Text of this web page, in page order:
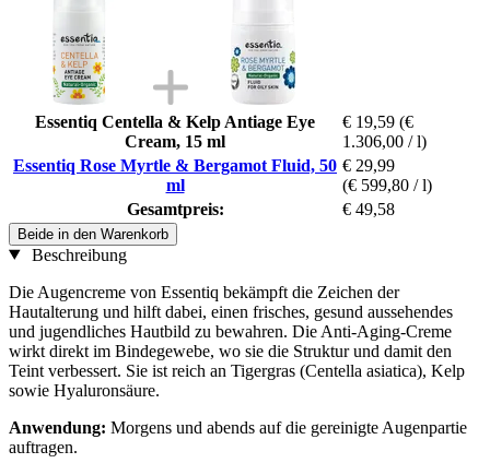
Essentiq Centella & Kelp Antiage Eye
Cream, 15 ml
€ 19,59 (€
1.306,00 / l)
Essentiq Rose Myrtle & Bergamot Fluid, 50
ml
€ 29,99
(€ 599,80 / l)
Gesamtpreis:
€ 49,58
Beide in den Warenkorb
Beschreibung
Die Augencreme von Essentiq bekämpft die Zeichen der
Hautalterung und hilft dabei, einen frisches, gesund aussehendes
und jugendliches Hautbild zu bewahren. Die Anti-Aging-Creme
wirkt direkt im Bindegewebe, wo sie die Struktur und damit den
Teint verbessert. Sie ist reich an Tigergras (Centella asiatica), Kelp
sowie Hyaluronsäure.
Anwendung: Morgens und abends auf die gereinigte Augenpartie
auftragen.